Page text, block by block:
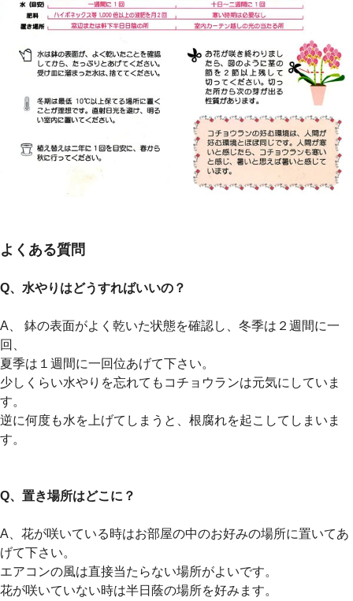
よくある質問
Q、水やりはどうすればいいの？
A、 鉢の表面がよく乾いた状態を確認し、冬季は２週間に一
回、
夏季は１週間に一回位あげて下さい。
少しくらい水やりを忘れてもコチョウランは元気にしていま
す。
逆に何度も水を上げてしまうと、根腐れを起こしてしまいま
す。
Q、置き場所はどこに？
A、花が咲いている時はお部屋の中のお好みの場所に置いてあ
げて下さい。
エアコンの風は直接当たらない場所がよいです。
花が咲いていない時は半日蔭の場所を好みます。